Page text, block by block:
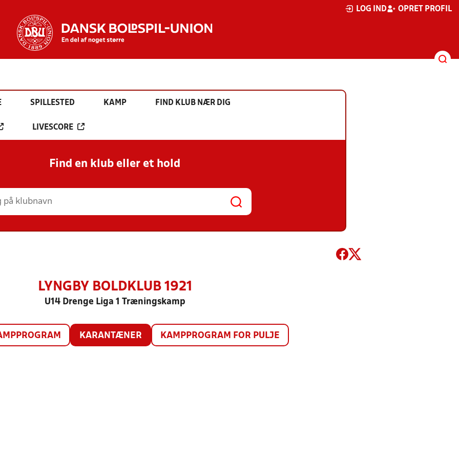
LOG IND OPRET PROFIL
SPILLESTED KAMP FIND KLUB NÆR DIG
LIVESCORE
Find en klub eller et hold
LYNGBY BOLDKLUB 1921
U14 Drenge Liga 1 Træningskamp
KARANTÆNER KAMPPROGRAM FOR PULJE